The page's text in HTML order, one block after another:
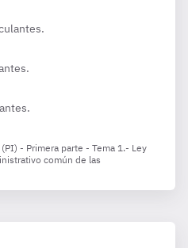
- Primera parte - Tema 1.- Ley
común de las